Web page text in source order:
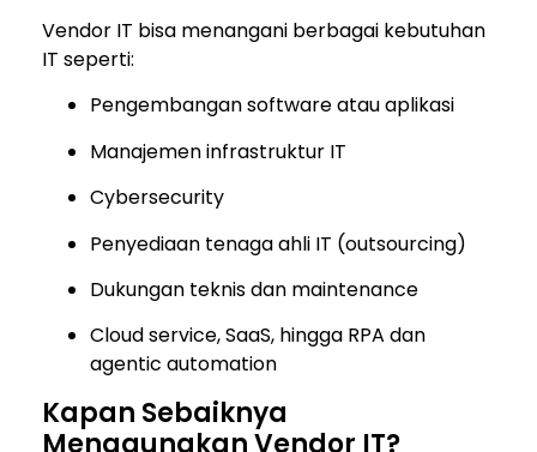
Vendor IT bisa menangani berbagai kebutuhan
IT seperti:
Pengembangan software atau aplikasi
Manajemen infrastruktur IT
Cybersecurity
Penyediaan tenaga ahli IT (outsourcing)
Dukungan teknis dan maintenance
Cloud service, SaaS, hingga RPA dan
agentic automation
Kapan Sebaiknya
Menggunakan Vendor IT?